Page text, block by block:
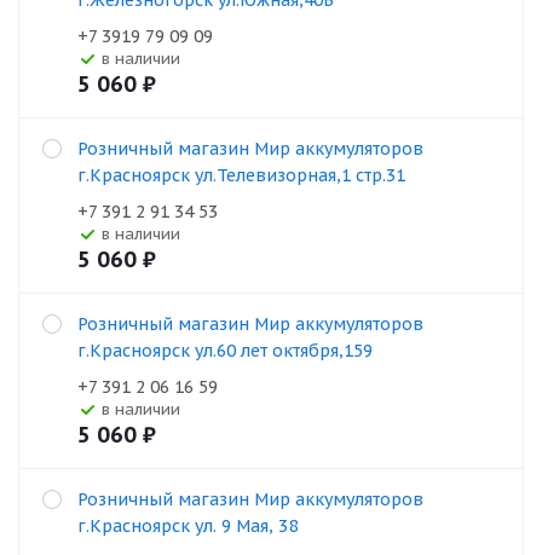
+7 3919 79 09 09
В наличии
5 060 ₽
Розничный магазин Мир аккумуляторов
г.Красноярск ул.Телевизорная,1 стр.31
+7 391 2 91 34 53
В наличии
5 060 ₽
Розничный магазин Мир аккумуляторов
г.Красноярск ул.60 лет октября,159
+7 391 2 06 16 59
В наличии
5 060 ₽
Розничный магазин Мир аккумуляторов
г.Красноярск ул. 9 Мая, 38